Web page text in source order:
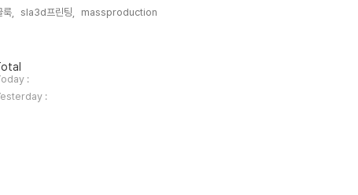
룩,
sla3d프린팅, massproduction,
:
: